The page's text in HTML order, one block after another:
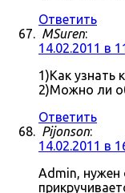
Ответить
MSuren:
14.02.2011 в
1)Как узнать
2)Можно ли
Ответить
Pijonson:
14.02.2011 в
Admin,